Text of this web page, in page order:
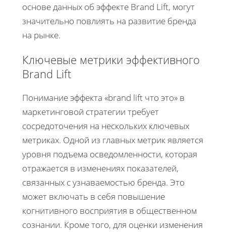
основе данных об эффекте Brand Lift, могут
значительно повлиять на развитие бренда
на рынке.
Ключевые метрики эффективного
Brand Lift
Понимание эффекта «brand lift что это» в
маркетинговой стратегии требует
сосредоточения на нескольких ключевых
метриках. Одной из главных метрик является
уровня подъема осведомленности, которая
отражается в изменениях показателей,
связанных с узнаваемостью бренда. Это
может включать в себя повышение
когнитивного восприятия в общественном
сознании. Кроме того, для оценки изменения